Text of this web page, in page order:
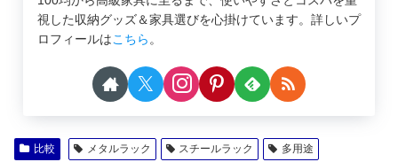
視した収納グッズ＆家具選びを心掛けています。詳しいプ
ロフィールはこちら。
比較 メタルラック スチールラック 多用途